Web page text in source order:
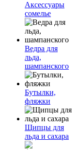
Аксессуары
сомелье
Ведра для
льда,
шампанского
Бутылки,
фляжки
Щипцы для
льда и сахара